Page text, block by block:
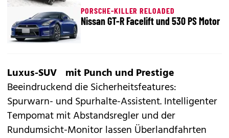
PORSCHE-KILLER RELOADED
Nissan GT-R Facelift und 530 PS Motor
Luxus-SUV mit Punch und Prestige
Beeindruckend die Sicherheitsfeatures:
Spurwarn- und Spurhalte-Assistent. Intelligenter
Tempomat mit Abstandsregler und der
Rundumsicht-Monitor lassen Überlandfahrten